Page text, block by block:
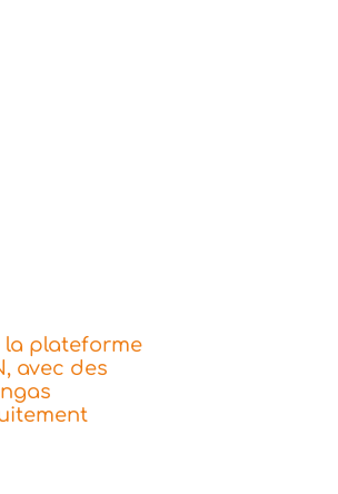
la plateforme
avec des